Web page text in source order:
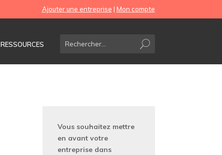
Ajouter une entreprise | Mon compte
RESSOURCES
Vous souhaitez mettre
en avant votre
entreprise dans